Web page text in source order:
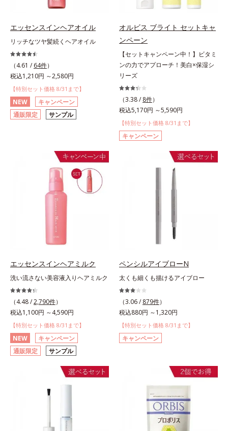
エッセンスインヘアオイル
リッチなツヤ髪続くヘアオイル
（4.61 / 64件）
税込1,210円 ～2,580円
【特別セット価格 8/31まで】
NEW
キャンペーン
通販限定
サンプル
オルビス ブライト セットキャ
ンペーン
【セットキャンペーン中！】ビタミ
ンの力でアプローチ！美白×保湿シ
リーズ
（3.38 / 8件）
税込5,170円 ～5,590円
【特別セット価格 8/31まで】
キャンペーン
エッセンスインヘアミルク
洗い流さない美容液入りヘアミルク
（4.48 /2,790件）
税込1,100円 ～4,590円
【特別セット価格 8/31まで】
NEW
キャンペーン
通販限定
サンプル
ペンシルアイブローN
太くも細くも描けるアイブロー
（3.06 / 879件）
税込880円 ～1,320円
【特別セット価格 8/31まで】
キャンペーン